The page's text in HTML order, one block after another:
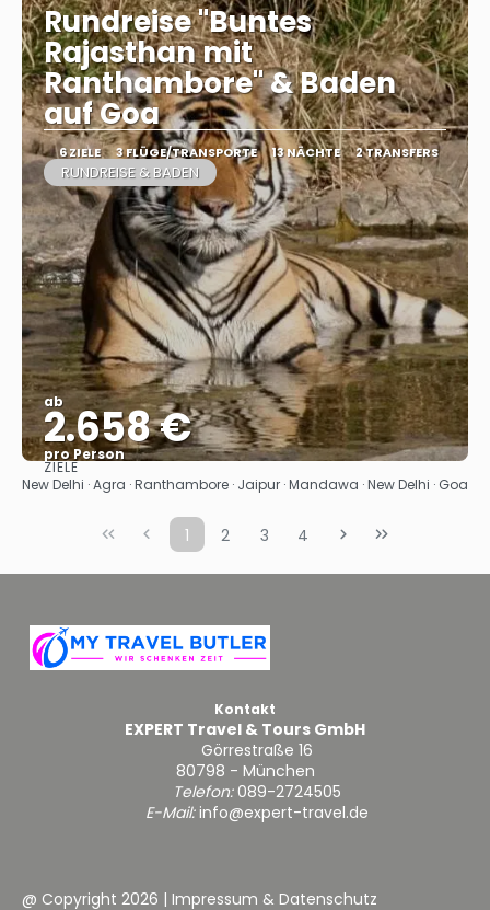
Rundreise "Buntes
Rajasthan mit
Ranthambore" & Baden
auf Goa
6 ZIELE 3 FLÜGE/TRANSPORTE 13 NÄCHTE 2 TRANSFERS
RUNDREISE & BADEN
ab
2.658 €
pro Person
Sehen
ZIELE
New Delhi · Agra · Ranthambore · Jaipur · Mandawa · New Delhi · Goa
1 2 3 4
Kontakt
EXPERT Travel & Tours GmbH
Görrestraße 16
80798 - München
Telefon:089-2724505
E-Mail:info@expert-travel.de
@ Copyright 2026 | Impressum & Datenschutz